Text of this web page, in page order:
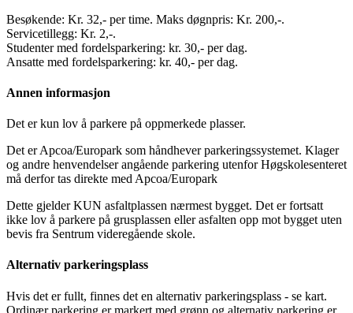
Besøkende: Kr. 32,- per time. Maks døgnpris: Kr. 200,-.
Servicetillegg: Kr. 2,-.
Studenter med fordelsparkering: kr. 30,- per dag.
Ansatte med fordelsparkering: kr. 40,- per dag.
Annen informasjon
Det er kun lov å parkere på oppmerkede plasser.
Det er Apcoa/Europark som håndhever parkeringssystemet. Klager
og andre henvendelser angående parkering utenfor Høgskolesenteret
må derfor tas direkte med Apcoa/Europark
Dette gjelder KUN asfaltplassen nærmest bygget. Det er fortsatt
ikke lov å parkere på grusplassen eller asfalten opp mot bygget uten
bevis fra Sentrum videregående skole.
Alternativ parkeringsplass
Hvis det er fullt, finnes det en alternativ parkeringsplass - se kart.
Ordinær parkering er markert med grønn og alternativ parkering er